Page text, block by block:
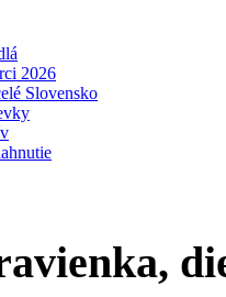
2026
Slovensko